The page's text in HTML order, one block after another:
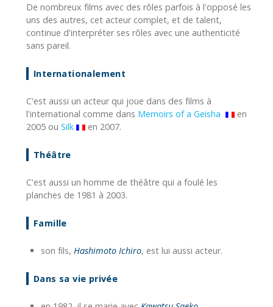
De nombreux films avec des rôles parfois à l'opposé les
uns des autres, cet acteur complet, et de talent,
continue d'interpréter ses rôles avec une authenticité
sans pareil.
Internationalement
C'est aussi un acteur qui joue dans des films à
l'international comme dans Memoirs of a Geisha
en
2005 ou Silk en 2007.
Théâtre
C'est aussi un homme de théâtre qui a foulé les
planches de 1981 à 2003.
Famille
son fils, Hashimoto Ichiro, est lui aussi acteur.
Dans sa vie privée